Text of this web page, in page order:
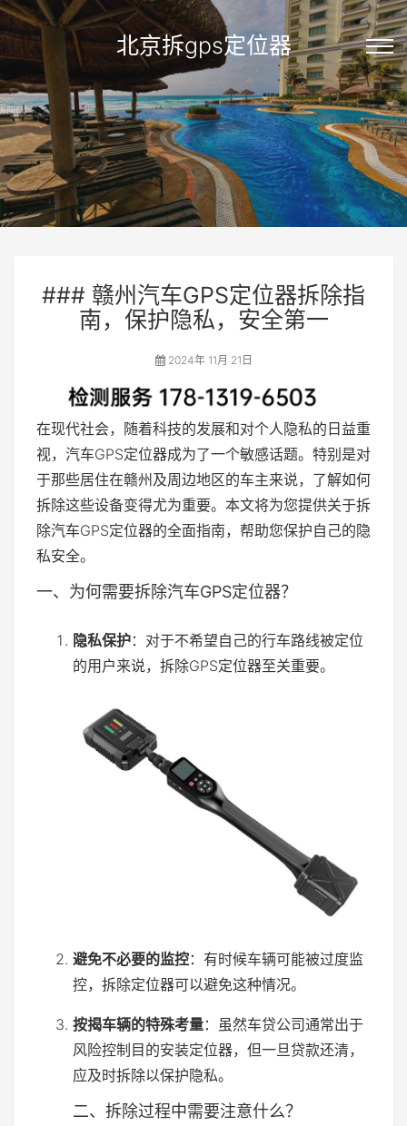
北京拆gps定位器
### 赣州汽车GPS定位器拆除指
南，保护隐私，安全第一
2024年 11月 21日
在现代社会，随着科技的发展和对个人隐私的日益重
视，汽车GPS定位器成为了一个敏感话题。特别是对
于那些居住在赣州及周边地区的车主来说，了解如何
拆除这些设备变得尤为重要。本文将为您提供关于拆
除汽车GPS定位器的全面指南，帮助您保护自己的隐
私安全。
一、为何需要拆除汽车GPS定位器？
隐私保护：对于不希望自己的行车路线被定位
的用户来说，拆除GPS定位器至关重要。
避免不必要的监控：有时候车辆可能被过度监
控，拆除定位器可以避免这种情况。
按揭车辆的特殊考量：虽然车贷公司通常出于
风险控制目的安装定位器，但一旦贷款还清，
应及时拆除以保护隐私。
二、拆除过程中需要注意什么？